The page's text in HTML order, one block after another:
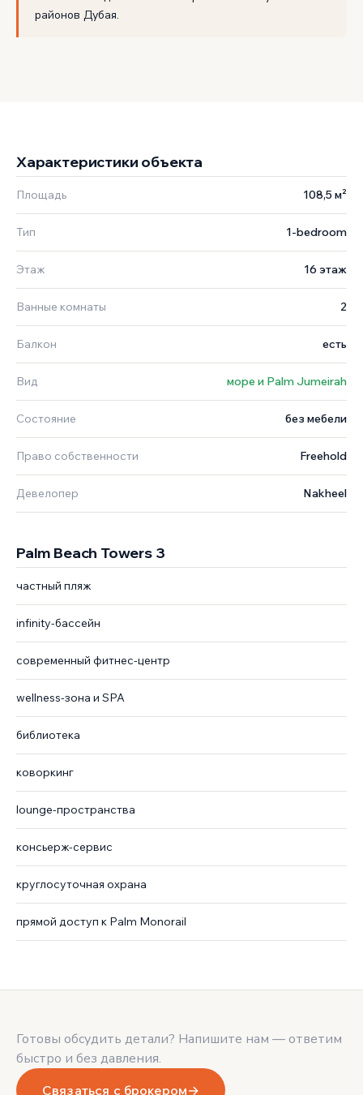
районов Дубая.
Характеристики объекта
Площадь 108,5 м²
Тип 1-bedroom
Этаж 16 этаж
Ванные комнаты 2
Балкон есть
Вид море и Palm Jumeirah
Состояние без мебели
Право собственности Freehold
Девелопер Nakheel
Palm Beach Towers 3
частный пляж
infinity-бассейн
современный фитнес-центр
wellness-зона и SPA
библиотека
коворкинг
lounge-пространства
консьерж-сервис
круглосуточная охрана
прямой доступ к Palm Monorail
Готовы обсудить детали? Напишите нам — ответим
быстро и без давления.
Связаться с брокером→